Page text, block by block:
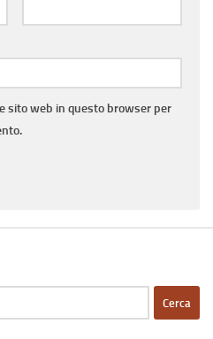
sito web in questo browser per